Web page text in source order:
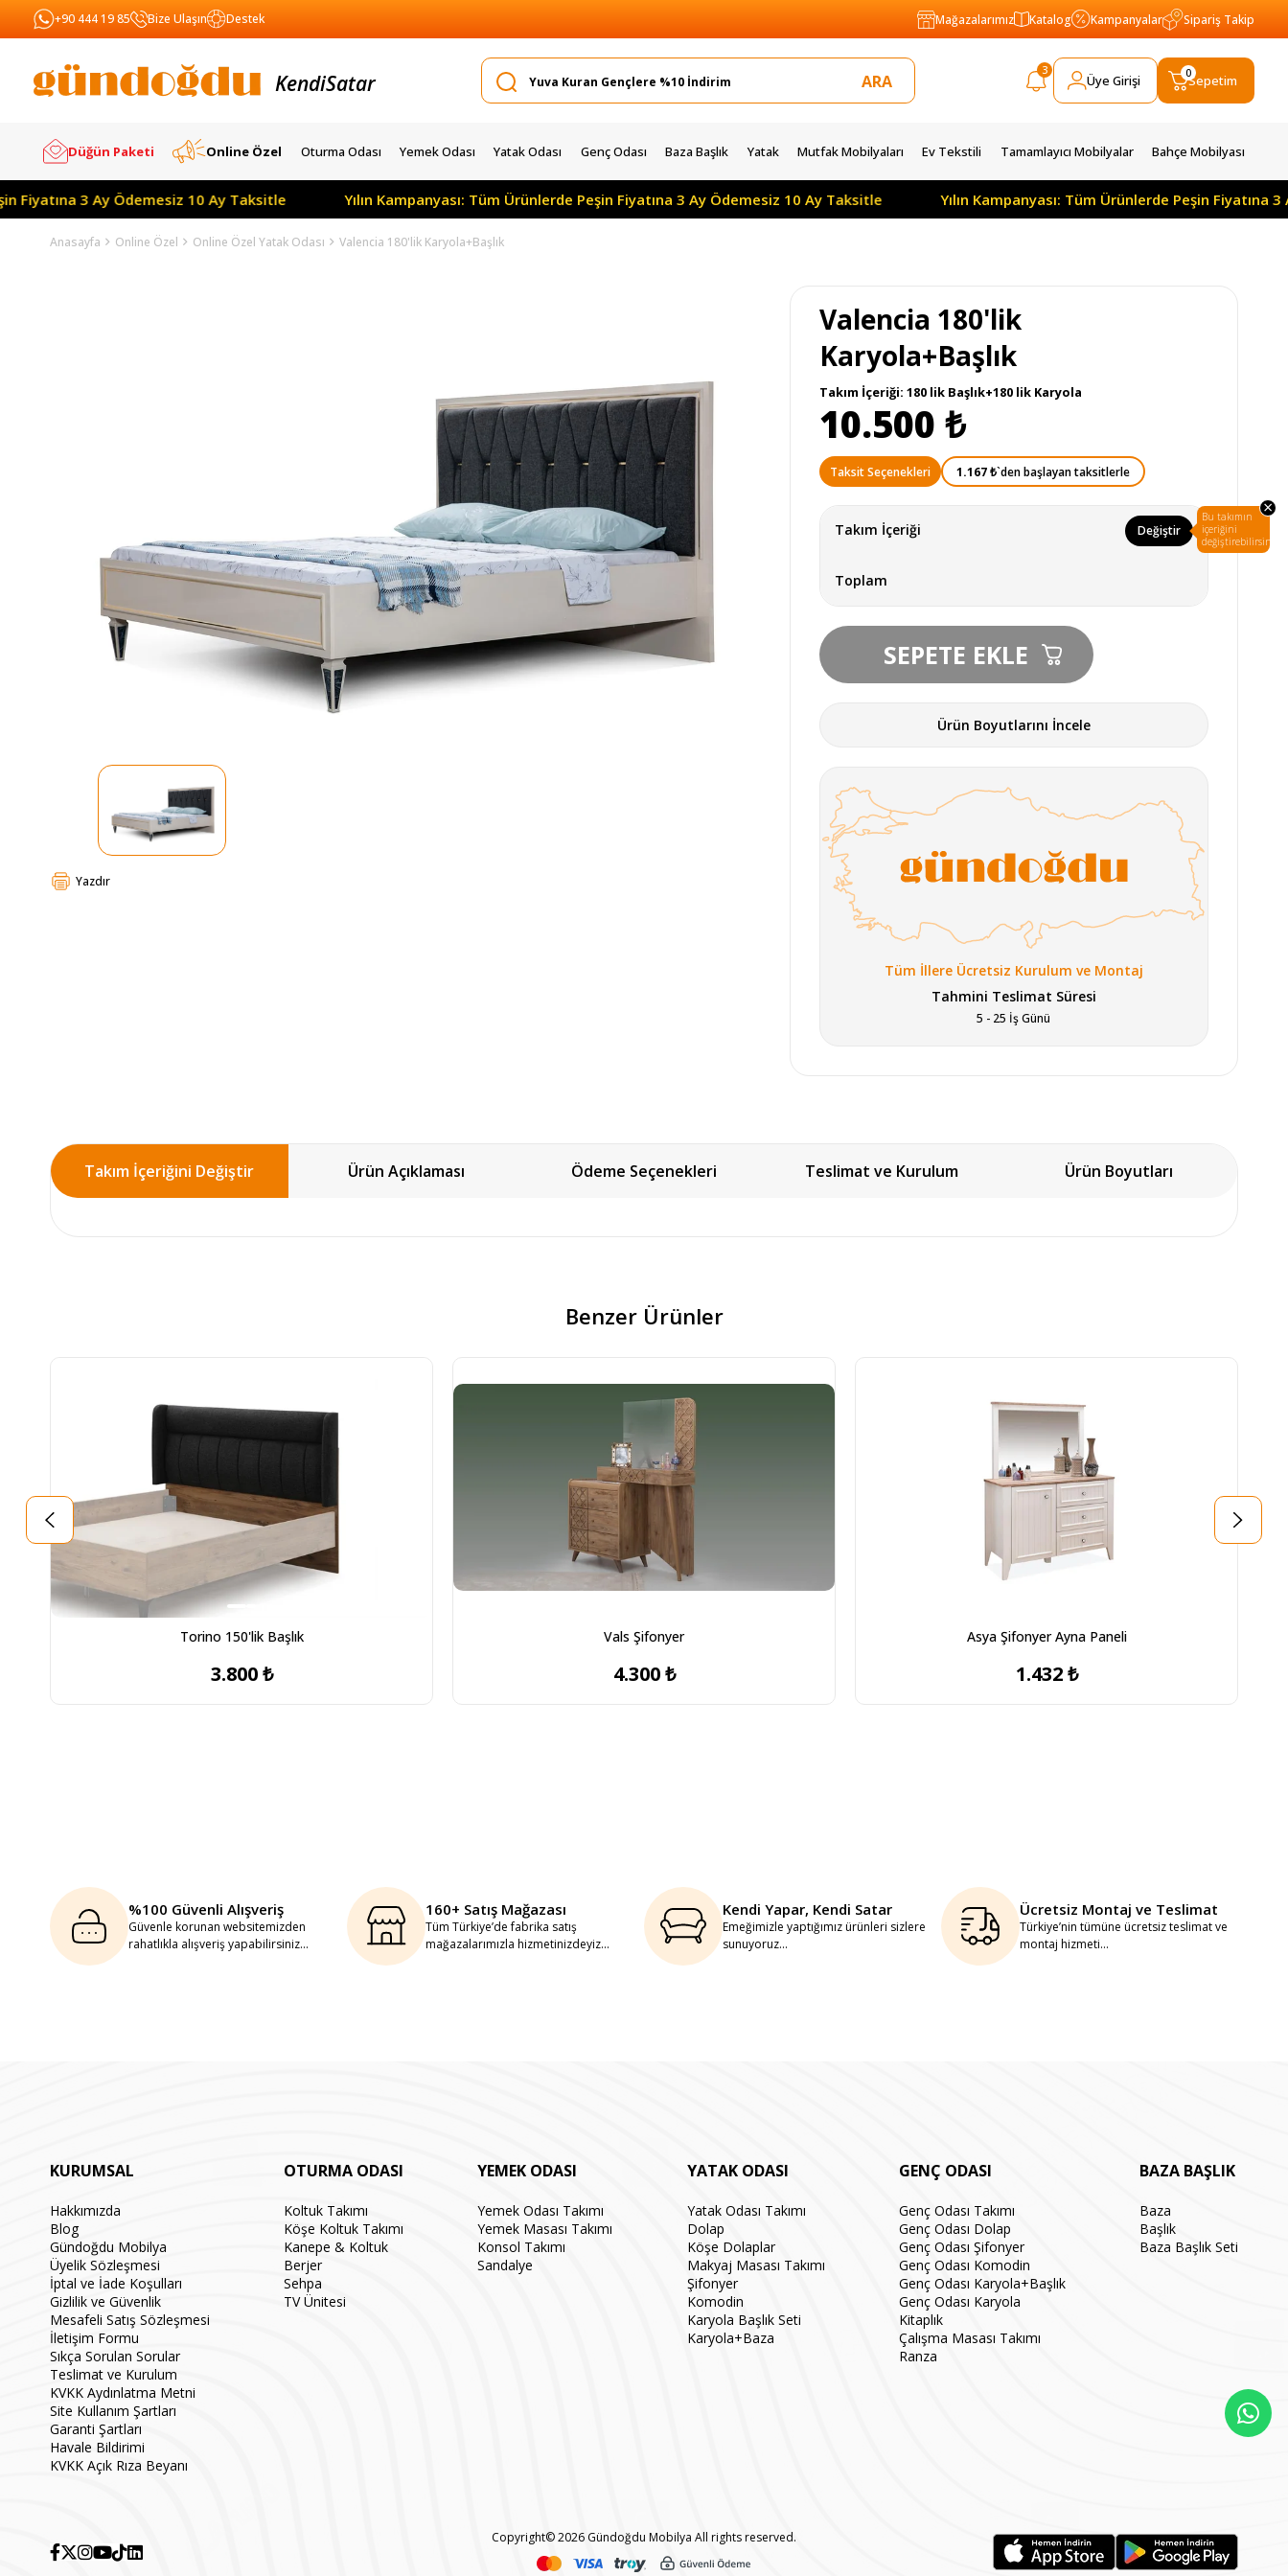
+90 444 19 85 Bize Ulaşın Destek Mağazalarımız Katalog Kampanyalar Sipariş Takip
KendiYapar
3
Üye Girişi Sepetim
0
Düğün Paketi Online Özel Oturma Odası Yemek Odası Yatak Odası Genç Odası Baza Başlık Yatak Mutfak Mobilyaları Ev Tekstili Tamamlayıcı Mobilyalar Bahçe Mobilyası
3 Ay Ödemesiz 10 Ay Taksitle Yılın Kampanyası: Tüm Ürünlerde Peşin Fiyatına 3 Ay Ödemesiz 10 Ay Taksitle Yılın Kampanyası: Tüm Ürünlerde Peşin Fiyatına 3 Ay
Anasayfa Online Özel Online Özel Yatak Odası Valencia 180'lik Karyola+Başlık
Yazdır
Valencia 180'lik
Karyola+Başlık
Takım İçeriği: 180 lik Başlık+180 lik Karyola
10.500 ₺
Taksit Seçenekleri 1.167 ₺`den başlayan taksitlerle
Takım İçeriği Değiştir
×
Bu takımın
içeriğini
değiştirebilirsin.
Toplam
Ürün Boyutlarını İncele
Tüm İllere Ücretsiz Kurulum ve Montaj
Tahmini Teslimat Süresi
5 - 25 İş Günü
Takım İçeriğini Değiştir Ürün Açıklaması Ödeme Seçenekleri Teslimat ve Kurulum Ürün Boyutları
Benzer Ürünler
Torino 150'lik Başlık
3.800 ₺
Vals Şifonyer
4.300 ₺
Asya Şifonyer Ayna Paneli
1.432 ₺
%100 Güvenli Alışveriş
Güvenle korunan websitemizden
rahatlıkla alışveriş yapabilirsiniz...
160+ Satış Mağazası
Tüm Türkiye’de fabrika satış
mağazalarımızla hizmetinizdeyiz...
Kendi Yapar, Kendi Satar
Emeğimizle yaptığımız ürünleri sizlere
sunuyoruz...
Ücretsiz Montaj ve Teslimat
Türkiye’nin tümüne ücretsiz teslimat ve
montaj hizmeti...
KURUMSAL
Hakkımızda
Blog
Gündoğdu Mobilya
Üyelik Sözleşmesi
İptal ve İade Koşulları
Gizlilik ve Güvenlik
Mesafeli Satış Sözleşmesi
İletişim Formu
Sıkça Sorulan Sorular
Teslimat ve Kurulum
KVKK Aydınlatma Metni
Site Kullanım Şartları
Garanti Şartları
Havale Bildirimi
KVKK Açık Rıza Beyanı
OTURMA ODASI
Koltuk Takımı
Köşe Koltuk Takımı
Kanepe & Koltuk
Berjer
Sehpa
TV Ünitesi
YEMEK ODASI
Yemek Odası Takımı
Yemek Masası Takımı
Konsol Takımı
Sandalye
YATAK ODASI
Yatak Odası Takımı
Dolap
Köşe Dolaplar
Makyaj Masası Takımı
Şifonyer
Komodin
Karyola Başlık Seti
Karyola+Baza
GENÇ ODASI
Genç Odası Takımı
Genç Odası Dolap
Genç Odası Şifonyer
Genç Odası Komodin
Genç Odası Karyola+Başlık
Genç Odası Karyola
Kitaplık
Çalışma Masası Takımı
Ranza
BAZA BAŞLIK
Baza
Başlık
Baza Başlık Seti
Copyright© 2026 Gündoğdu Mobilya All rights reserved.